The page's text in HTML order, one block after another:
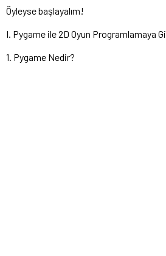
Öyleyse başlayalım!
I. Pygame ile 2D Oyun Programlamaya
1. Pygame Nedir?